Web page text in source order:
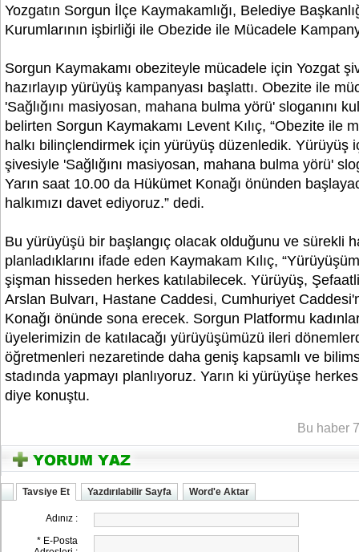
Yozgatın Sorgun İlçe Kaymakamlığı, Belediye
Kurumlarının işbirliği ile Obezide ile Mücadele
Sorgun Kaymakamı obeziteyle mücadele için Yozgat
hazırlayıp yürüyüş kampanyası başlattı. Obezite ile
'Sağlığını masiyosan, mahana bulma yörü' sloganını
belirten Sorgun Kaymakamı Levent Kılıç, “Obezite ile
halkı bilinçlendirmek için yürüyüş düzenledik. Yürüyüş
şivesiyle 'Sağlığını masiyosan, mahana bulma yörü'
Yarın saat 10.00 da Hükümet Konağı önünden
halkımızı davet ediyoruz.” dedi.
Bu yürüyüşü bir başlangıç olacak olduğunu ve sürekli
planladıklarını ifade eden Kaymakam Kılıç,
şişman hisseden herkes katılabilecek. Yürüyüş,
Arslan Bulvarı, Hastane Caddesi, Cumhuriyet
Konağı önünde sona erecek. Sorgun Platformu
üyelerimizin de katılacağı yürüyüşümüzü ileri
öğretmenleri nezaretinde daha geniş kapsamlı ve
stadında yapmayı planlıyoruz. Yarın ki yürüyüşe
diye konuştu.
Bu haber
Tavsiye Et Yazdırılabilir Sayfa Word'e Aktar